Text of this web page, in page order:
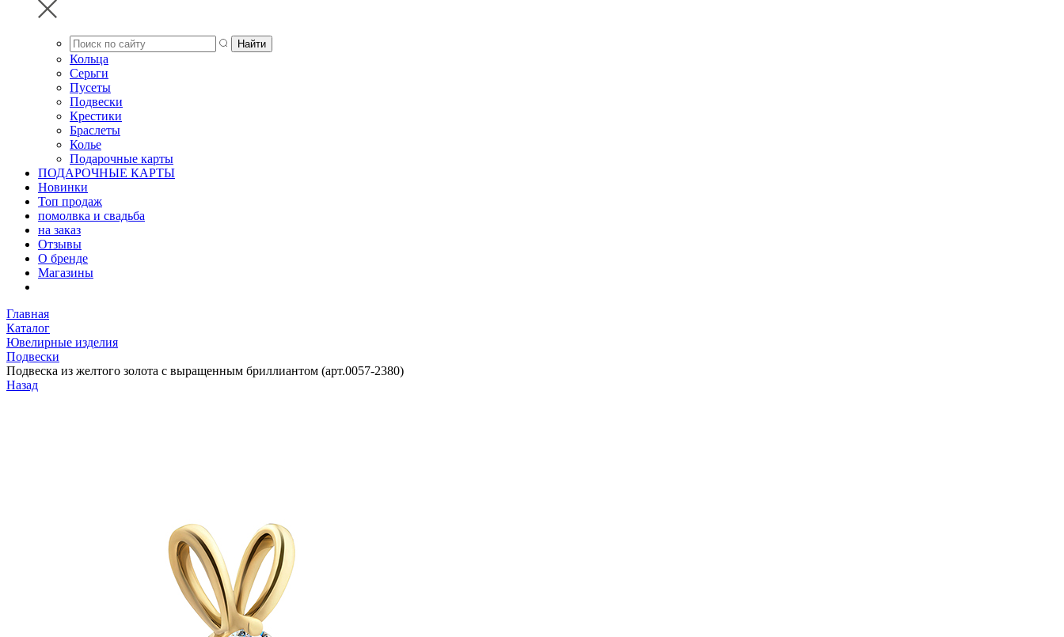
Кольца
Серьги
Пусеты
Подвески
Крестики
Браслеты
Колье
Подарочные карты
ПОДАРОЧНЫЕ КАРТЫ
Новинки
Топ продаж
помолвка и свадьба
на заказ
Отзывы
О бренде
Магазины
Главная
Каталог
Ювелирные изделия
Подвески
Подвеска из желтого золота с выращенным бриллиантом (арт.0057-2380)
Назад